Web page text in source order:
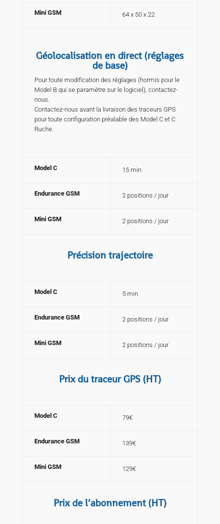
Mini GSM 64 x 50 x 22
Géolocalisation en direct (réglages
de base)
Pour toute modification des réglages (hormis pour le
Model B qui se paramètre sur le logiciel), contactez-
nous.
Contactez-nous avant la livraison des traceurs GPS
pour toute configuration préalable des Model C et C
Ruche.
Model C 15 min
Endurance GSM 2 positions / jour
Mini GSM 2 positions / jour
Précision trajectoire
Model C 5 min
Endurance GSM 2 positions / jour
Mini GSM 2 positions / jour
Prix du traceur GPS (HT)
Model C 79€
Endurance GSM 139€
Mini GSM 129€
Prix de l’abonnement (HT)